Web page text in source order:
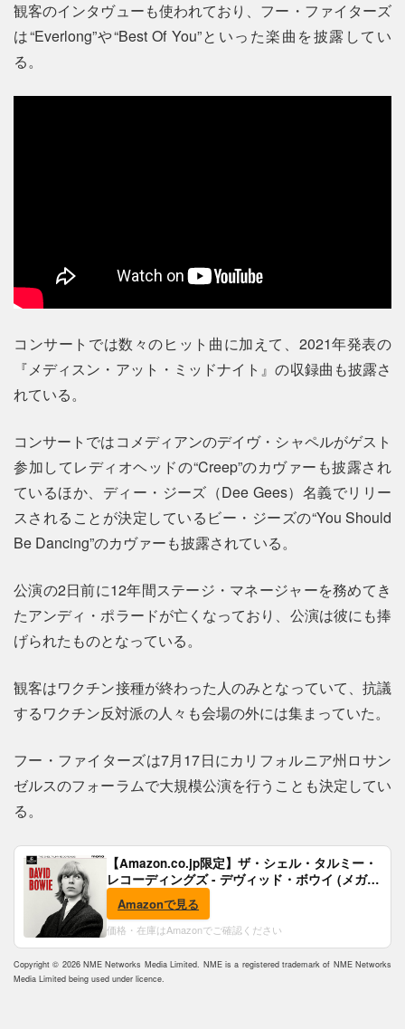
観客のインタヴューも使われており、フー・ファイターズ
は“Everlong”や“Best Of You”といった楽曲を披露してい
る。
コンサートでは数々のヒット曲に加えて、2021年発表の
『メディスン・アット・ミッドナイト』の収録曲も披露さ
れている。
コンサートではコメディアンのデイヴ・シャペルがゲスト
参加してレディオヘッドの“Creep”のカヴァーも披露され
ているほか、ディー・ジーズ（Dee Gees）名義でリリー
スされることが決定しているビー・ジーズの“You Should
Be Dancing”のカヴァーも披露されている。
公演の2日前に12年間ステージ・マネージャーを務めてき
たアンディ・ポラードが亡くなっており、公演は彼にも捧
げられたものとなっている。
観客はワクチン接種が終わった人のみとなっていて、抗議
するワクチン反対派の人々も会場の外には集まっていた。
フー・ファイターズは7月17日にカリフォルニア州ロサン
ゼルスのフォーラムで大規模公演を行うことも決定してい
る。
【Amazon.co.jp限定】ザ・シェル・タルミー・
レコーディングズ - デヴィッド・ボウイ (メガジ
ャケ付)
Amazonで見る
価格・在庫はAmazonでご確認ください
Copyright © 2026 NME Networks Media Limited. NME is a registered trademark of NME Networks
Media Limited being used under licence.